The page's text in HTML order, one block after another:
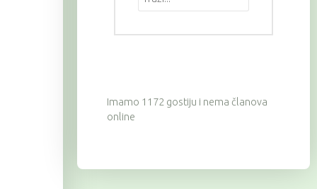
Imamo 1172 gostiju i nema članova
online